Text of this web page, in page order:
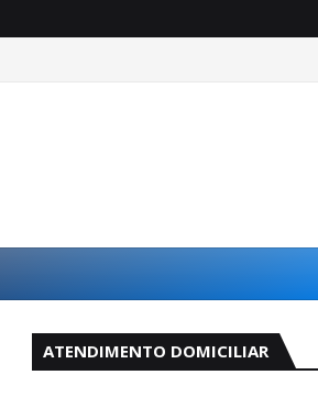
ATENDIMENTO DOMICILIAR